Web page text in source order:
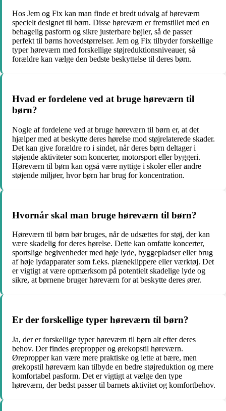
Hos Jem og Fix kan man finde et bredt udvalg af høreværn
specielt designet til børn. Disse høreværn er fremstillet med en
behagelig pasform og sikre justerbare bøjler, så de passer
perfekt til børns hovedstørrelser. Jem og Fix tilbyder forskellige
typer høreværn med forskellige støjreduktionsniveauer, så
forældre kan vælge den bedste beskyttelse til deres børn.
Hvad er fordelene ved at bruge høreværn til
børn?
Nogle af fordelene ved at bruge høreværn til børn er, at det
hjælper med at beskytte deres hørelse mod støjrelaterede skader.
Det kan give forældre ro i sindet, når deres børn deltager i
støjende aktiviteter som koncerter, motorsport eller byggeri.
Høreværn til børn kan også være nyttige i skoler eller andre
støjende miljøer, hvor børn har brug for koncentration.
Hvornår skal man bruge høreværn til børn?
Høreværn til børn bør bruges, når de udsættes for støj, der kan
være skadelig for deres hørelse. Dette kan omfatte koncerter,
sportslige begivenheder med høje lyde, byggepladser eller brug
af høje lydapparater som f.eks. plæneklippere eller værktøj. Det
er vigtigt at være opmærksom på potentielt skadelige lyde og
sikre, at børnene bruger høreværn for at beskytte deres ører.
Er der forskellige typer høreværn til børn?
Ja, der er forskellige typer høreværn til børn alt efter deres
behov. Der findes ørepropper og ørekopstil høreværn.
Ørepropper kan være mere praktiske og lette at bære, men
ørekopstil høreværn kan tilbyde en bedre støjreduktion og mere
komfortabel pasform. Det er vigtigt at vælge den type
høreværn, der bedst passer til barnets aktivitet og komfortbehov.